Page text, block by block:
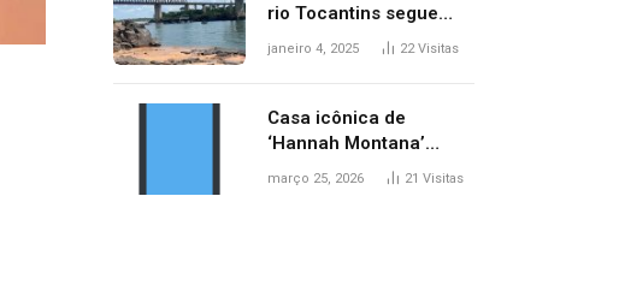
rio Tocantins segue
sem indicar alterações
afirma ANA
janeiro 4, 2025 22Visitas
Casa icônica de
‘Hannah Montana’
poderá ser alugada por
março 25, 2026 21 Visitas